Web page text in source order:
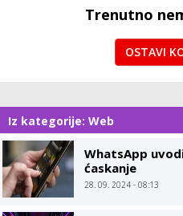
Trenutno
OSTAVI
Iz kategorije: Web
WhatsApp
ćaskanje
28. 09. 2024 - 08:13